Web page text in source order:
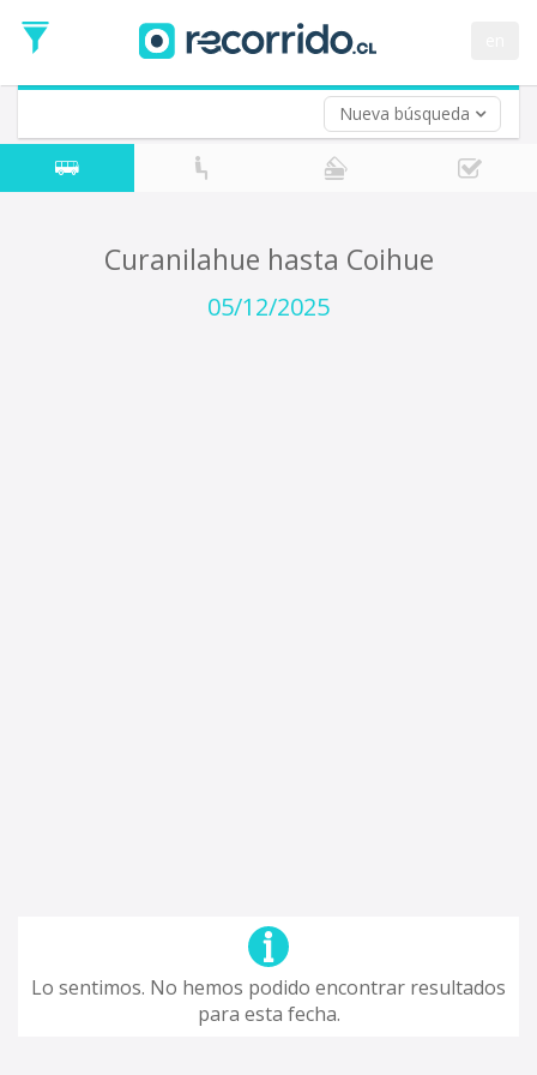
Nueva búsqueda
de
Ida
Vuelta (opcional)
Fecha
de
Curanilahue hasta Coihue
05/12/2025
Lo sentimos. No hemos podido encontrar resultados
para esta fecha.